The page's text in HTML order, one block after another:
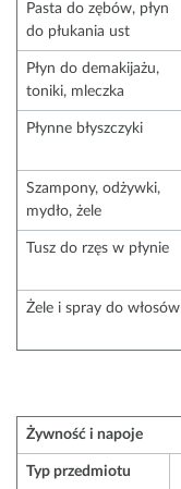
Pasta do zębów, płyn
do płukania ust
Płyn do demakijażu,
toniki, mleczka
Płynne błyszczyki
Szampony, odżywki,
mydło, żele
Tusz do rzęs w płynie
Żele i spray do włosów
Żywność i napoje
Typ przedmiotu